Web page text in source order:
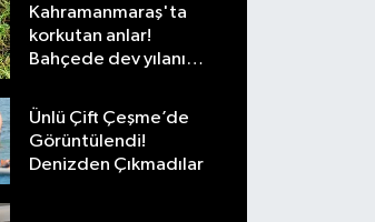
Kahramanmaraş'ta
korkutan anlar!
Bahçede dev yılanı
Ünlü Çift Çeşme’de
Görüntülendi!
Denizden Çıkmadılar